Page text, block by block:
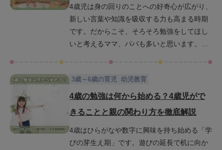
発達メカニズムをわかりやすく解説するとと
もに、記憶力を下げてしまう原因と高めるた
めの工夫をわかりやすく紹介します。日々の
育児に取り入れやすい実践的なヒントを紹介
4歳児は身の回りのことへの好奇心が広がり、
新しい言葉や知識を吸収する力も高まる時期
です。だからこそ、そろそろ勉強をしてほし
いと考えるママ、パパも多いと思います。一
向かう時間が短かったりして思うように進ま
ないこともあります。そんなとき、親は予定
ライラしてしまうこともあるかもしれませ
ん。この記事では、4歳児が「勉強って楽し
い」と感じやすくなるための環境づくり、怒
3歳～6歳の育児 幼児教育
4歳の勉強は何から始める？4歳児がで
きることと親の関わり方を徹底解説
4歳はひらがなや数字に興味を持ち始める「学
びの芽生え期」です。遊びの延長で机に向か